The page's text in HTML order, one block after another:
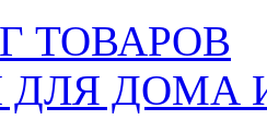
ТОВАРОВ
ДЛЯ ДОМА